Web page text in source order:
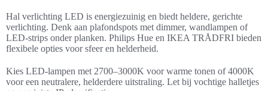
Hal verlichting LED is energiezuinig en biedt heldere, gerichte
verlichting. Denk aan plafondspots met dimmer, wandlampen of
LED-strips onder planken. Philips Hue en IKEA TRÅDFRI bieden
flexibele opties voor sfeer en helderheid.
Kies LED-lampen met 2700–3000K voor warme tonen of 4000K
voor een neutralere, helderdere uitstraling. Let bij vochtige halletjes